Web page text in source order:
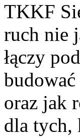
TKKF
ruch nie
łączy
oraz jak
dla tych,